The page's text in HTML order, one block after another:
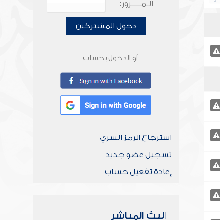
الـمـــــرور:
دخول المشتركين
أو الدخول بحساب
استرجاع الرمز السري
تسجيل عضو جديد
إعادة تفعيل حساب
البث المباشر